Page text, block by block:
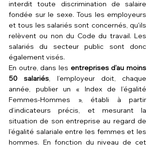
interdit toute discrimination de salaire
fondée sur le sexe. Tous les employeurs
et tous les salariés sont concernés, qu'ils
relèvent ou non du Code du travail. Les
salariés du secteur public sont donc
également visés.
En outre, dans les entreprises d’au moins
50 salariés, l’employeur doit, chaque
année, publier un « Index de l’égalité
Femmes-Hommes », établi à partir
d’indicateurs précis, et mesurant la
situation de son entreprise au regard de
l’égalité salariale entre les femmes et les
hommes. En fonction du niveau de cet